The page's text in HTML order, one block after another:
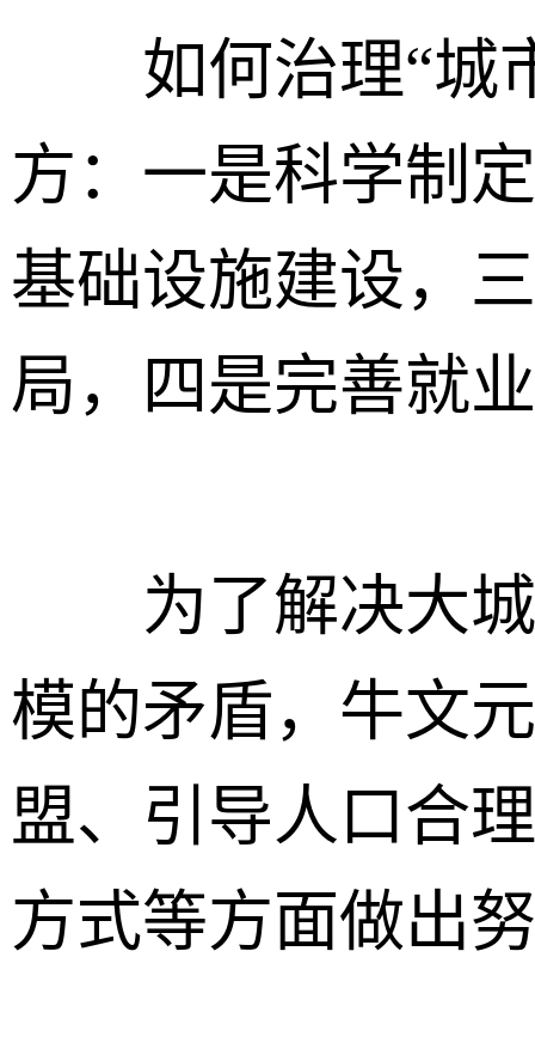
如何治理“城
方：一是科学制
基础设施建设，
局，四是完善就
为了解决大城
模的矛盾，牛文
盟、引导人口合
方式等方面做出